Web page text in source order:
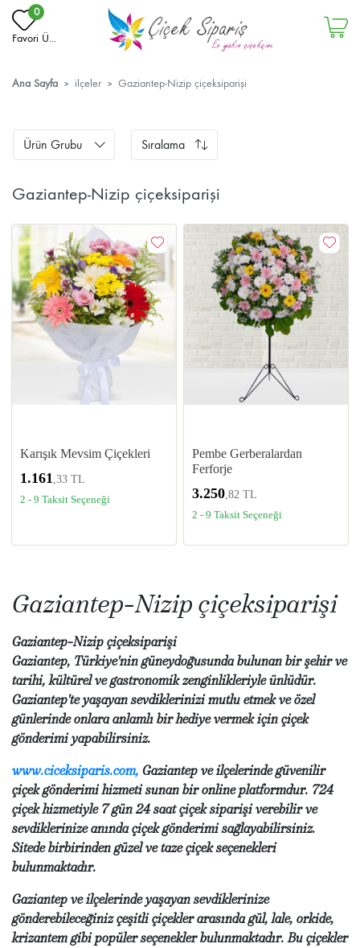
0
Favori Ü...
Ana Sayfa ilçeler Gaziantep-Nizip çiçeksiparişi
Ürün Grubu Sıralama
Gaziantep-Nizip çiçeksiparişi
Karışık Mevsim Çiçekleri
1.161 ,33 TL
2 - 9 Taksit Seçeneği
Pembe Gerberalardan
Ferforje
3.250 ,82 TL
2 - 9 Taksit Seçeneği
Gaziantep-Nizip çiçeksiparişi
Gaziantep-Nizip çiçeksiparişi
Gaziantep, Türkiye'nin güneydoğusunda bulunan bir şehir ve
tarihi, kültürel ve gastronomik zenginlikleriyle ünlüdür.
Gaziantep'te yaşayan sevdiklerinizi mutlu etmek ve özel
günlerinde onlara anlamlı bir hediye vermek için çiçek
gönderimi yapabilirsiniz.
www.ciceksiparis.com, Gaziantep ve ilçelerinde güvenilir
çiçek gönderimi hizmeti sunan bir online platformdur. 724
çiçek hizmetiyle 7 gün 24 saat çiçek siparişi verebilir ve
sevdiklerinize anında çiçek gönderimi sağlayabilirsiniz.
Sitede birbirinden güzel ve taze çiçek seçenekleri
bulunmaktadır.
Gaziantep ve ilçelerinde yaşayan sevdiklerinize
gönderebileceğiniz çeşitli çiçekler arasında gül, lale, orkide,
krizantem gibi popüler seçenekler bulunmaktadır. Bu çiçekler